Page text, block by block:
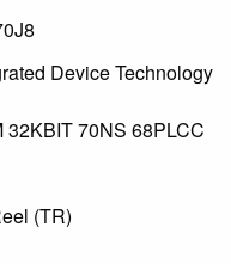
Device Technology
32KBIT 70NS 68PLCC
(TR)